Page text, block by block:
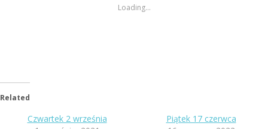
Loading...
Related
Czwartek 2 września
Piątek 17 czerwca